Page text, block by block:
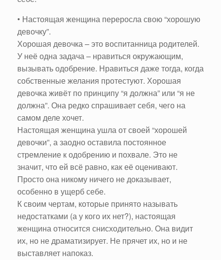
• Настоящая женщина переросла свою “хорошую
девочку”.
Хорошая девочка – это воспитанница родителей.
У неё одна задача – нравиться окружающим,
вызывать одобрение. Нравиться даже тогда, когда
собственные желания протестуют. Хорошая
девочка живёт по принципу “я должна” или “я не
должна”. Она редко спрашивает себя, чего на
самом деле хочет.
Настоящая женщина ушла от своей “хорошей
девочки”, а заодно оставила постоянное
стремление к одобрению и похвале. Это не
значит, что ей всё равно, как её оценивают.
Просто она никому ничего не доказывает,
особенно в ущерб себе.
К своим чертам, которые принято называть
недостатками (а у кого их нет?), настоящая
женщина относится снисходительно. Она видит
их, но не драматизирует. Не прячет их, но и не
выставляет напоказ.